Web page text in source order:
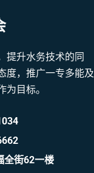
提升水务技术的同
度，推广一专多能及
目标。
全街62一楼